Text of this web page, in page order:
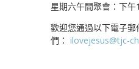
星期六午間聚會：下午
歡迎您通過以下電子郵
們： ilovejesus@tjc-